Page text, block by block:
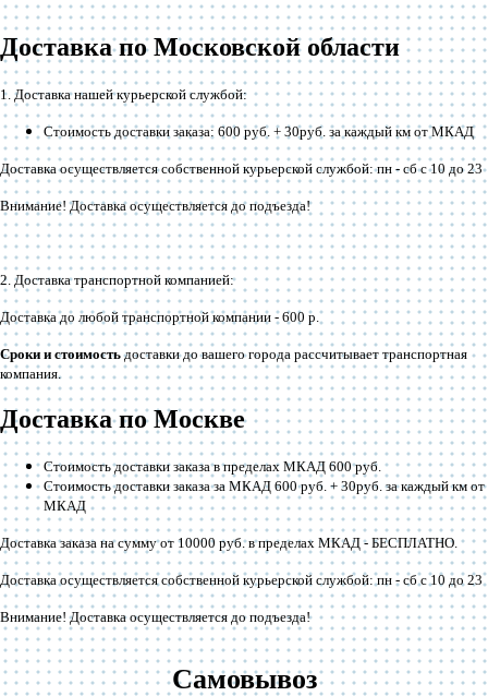
Доставка по Московской области
1. Доставка нашей курьерской службой:
Стоимость доставки заказа: 600 руб. + 30руб. за каждый км от МКАД
Доставка осуществляется собственной курьерской службой: пн - сб с 10 до 23
Внимание! Доставка осуществляется до подъезда!
2. Доставка транспортной компанией:
Доставка до любой транспортной компании -600 р
Сроки и стоимостьдоставки до вашего города рассчитывает транспортная
компания.
Доставка по Москве
Стоимость доставки заказа в пределах МКАД 600 руб.
Стоимость доставки заказа за МКАД 600 руб. + 30руб. за каждый км от
МКАД
Доставка заказа на сумму от 10000 руб. в пределах МКАД - БЕСПЛАТНО
Доставка осуществляется собственной курьерской службой: пн - сб с 10 до 23
Внимание! Доставка осуществляется до подъезда!
Самовывоз